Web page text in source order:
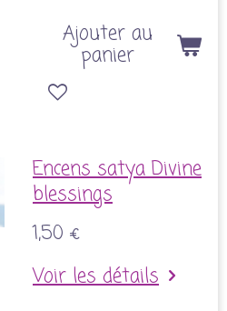
Ajouter au
panier
Encens satya Divine
blessings
1,50 €
Voir les détails